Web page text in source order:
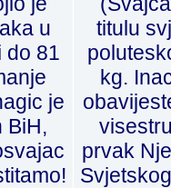
u
do 81
je
BiH,
titulu
kg.
prvak